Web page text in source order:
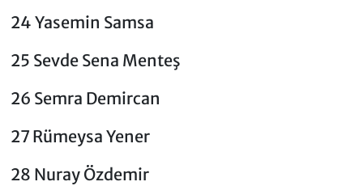
24 Yasemin Samsa
25 Sevde Sena Menteş
26 Semra Demircan
27 Rümeysa Yener
28 Nuray Özdemir